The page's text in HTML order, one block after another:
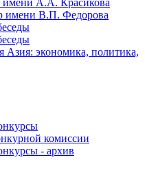
А.А. Красикова
имени В.П. Федорова
Азия: экономика, политика,
комиссии
- архив